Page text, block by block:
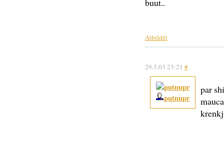
buut..
Atbildēt
29.5.03 23:21 #
putnupr
par